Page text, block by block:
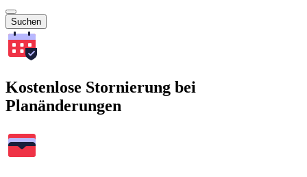
Suchen
Kostenlose Stornierung bei
Planänderungen